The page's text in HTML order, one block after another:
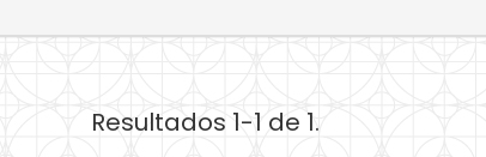
Resultados 1-1 de 1.